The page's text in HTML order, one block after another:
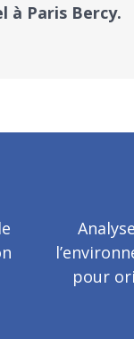
à Paris Bercy.
pour